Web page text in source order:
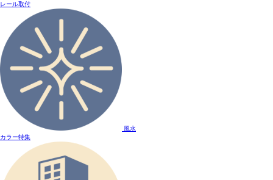
レール取付
風水
カラー特集